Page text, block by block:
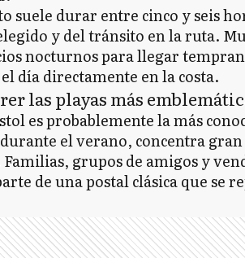
suele durar entre cinco y seis
y del tránsito en la ruta.
nocturnos para llegar
día directamente en la costa.
las playas más
es probablemente la más
el verano, concentra
grupos de amigos y
de una postal clásica que se